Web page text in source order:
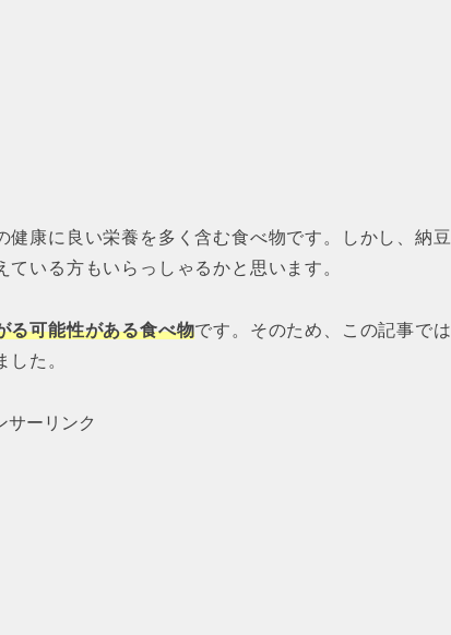
康に良い栄養を多く含む食べ物です。しかし、納豆
ている方もいらっしゃるかと思います。
る可能性がある食べ物です。そのため、この記事では
た。
サーリンク